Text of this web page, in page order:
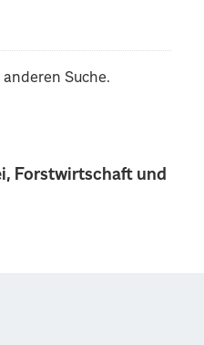
Forstwirtschaft und
Suche.